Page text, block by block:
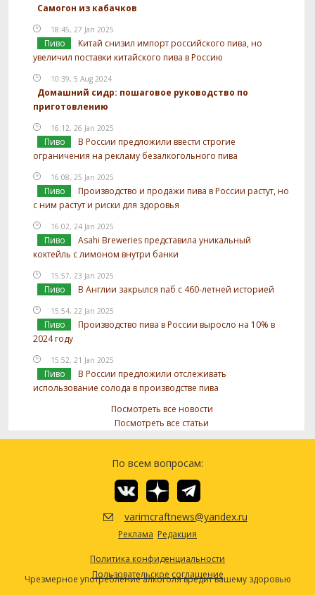
Самогон из кабачков
18:45, 27 Jan 2025
Пиво
Китай снизил импорт российского пива, но
увеличил поставки китайского пива в Россию
10:39, 5 Aug 2024
Домашний сидр: пошаговое руководство по
приготовлению
16:12, 26 Jan 2025
Пиво
В России предложили ввести строгие
ограничения на рекламу безалкогольного пива
16:08, 25 Jan 2025
Пиво
Производство и продажи пива в России растут, но
с ним растут и риски для здоровья
16:02, 24 Jan 2025
Пиво
Asahi Breweries представила уникальный
коктейль с лимоном внутри банки
15:57, 23 Jan 2025
Пиво В Англии закрылся паб с 460-летней историей
15:54, 22 Jan 2025
Пиво
Производство пива в России выросло на 10% в
2024 году
15:52, 21 Jan 2025
Пиво
В России предложили отслеживать
использование солода в производстве пива
Посмотреть все новости
Посмотреть все статьи
По всем вопросам:
varimcraftnews@yandex.ru
Реклама Редакция
Политика конфиденциальности
Пользовательское соглашение
Чрезмерное употребление алкоголя вредит вашему здоровью